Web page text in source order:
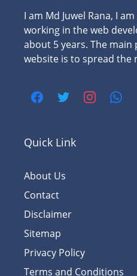
I am Md Juwel Rana, I
working in the web
about 5 years. The
website is to spread the
Quick Link
About Us
Contact
Disclaimer
Sitemap
Privacy Policy
Terms and Conditions